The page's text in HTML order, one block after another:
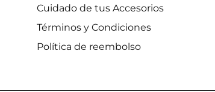
Cuidado de tus Accesorios
Términos y Condiciones
Política de reembolso